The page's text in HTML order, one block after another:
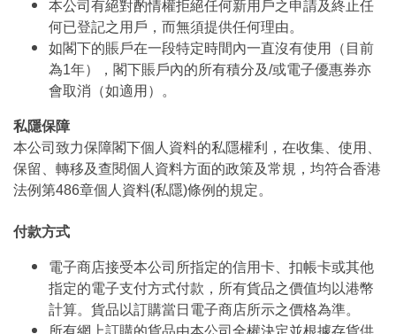
本公司有絕對酌情權拒絕任何新用戶之申請及終止任
何已登記之用戶，而無須提供任何理由。
如閣下的賬戶在一段特定時間內一直沒有使用（目前
為1年），閣下賬戶內的所有積分及/或電子優惠券亦
會取消（如適用）。
私隱保障
本公司致力保障閣下個人資料的私隱權利，在收集、使用、
保留、轉移及查閱個人資料方面的政策及常規，均符合香港
法例第486章個人資料(私隱)條例的規定。
付款方式
電子商店接受本公司所指定的信用卡、扣帳卡或其他
指定的電子支付方式付款，所有貨品之價值均以港幣
計算。貨品以訂購當日電子商店所示之價格為準。